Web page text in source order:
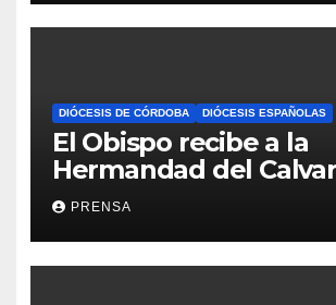
DIÓCESIS DE CÓRDOBA DIÓCESIS ESPAÑOLAS
El Obispo recibe a la
Hermandad del
PRENSA